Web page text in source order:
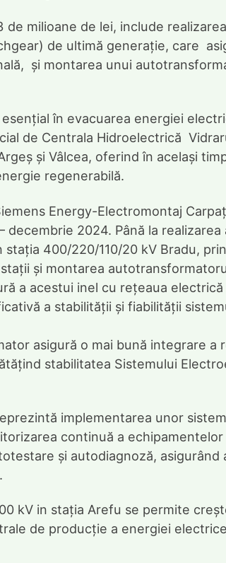
milioane de lei, include
de ultimă generație, care
și montarea unui
în evacuarea energiei
de Centrala Hidroelectrică
și Vâlcea, oferind în același
regenerabilă.
Energy-Electromontaj
2024. Până la
400/220/110/20 kV Bradu,
și montarea
a acestui inel cu rețeaua
a stabilității și fiabilității
asigură o mai bună integrare a
stabilitatea Sistemului
implementarea unor
continuă a
și autodiagnoză, asigurând
kV in stația Arefu se permite
de producție a energiei